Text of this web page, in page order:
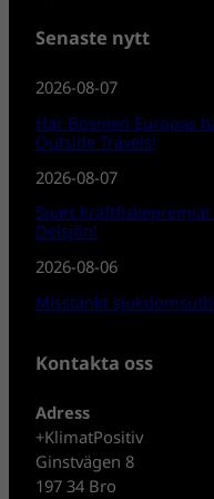
Senaste nytt
2026-08-07
Har Bosnien Europas
Outside Travels!
2026-08-07
Snart
Delsjön!
2026-08-06
Misstänkt
Kontakta oss
Adress
+KlimatPositiv
Ginstvägen 8
197 34 Bro